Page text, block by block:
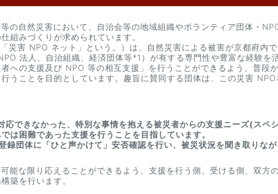
の自然災害において、自治会等の地域組織やボランティア団体・
組みづくりが求められています。
「災害 NPO ネット」という。）は、自然災害による被害が京都府内
NPO 法人、自治組織、経済団体等*1）が有する専門性や豊富な経験を
への支援及び NPO 等の相互支援」を行うことができるよう、普段
うことを目的としています。趣旨に賛同する団体は、この災害
できなかった、特別な事情を抱える被災者からの支援ニーズ(スペ
は困難であった支援を行うことを目指しています。
団体に「ひと声かけて」安否確認を行い、被災状況を聞き取りなが
能な限り応えることができるよう、支援を行う側、受ける側、双方
築を行います。